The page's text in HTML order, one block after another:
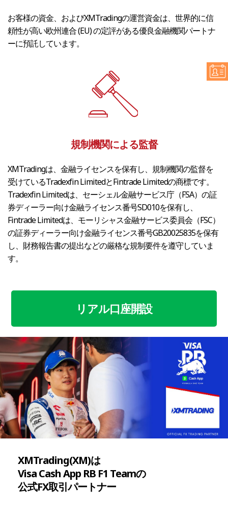
お客様の資金、およびXMTradingの運営資金は、世界的に信
頼性が高い欧州連合 (EU) の定評がある優良金融機関パートナ
ーに預託しています。
規制機関による監督
XMTradingは、金融ライセンスを保有し、規制機関の監督を
受けているTradexfin LimitedとFintrade Limitedの商標です。
Tradexfin Limitedは、セーシェル金融サービス庁（FSA）の証
券ディーラー向け金融ライセンス番号SD010を保有し、
Fintrade Limitedは、モーリシャス金融サービス委員会（FSC）
の証券ディーラー向け金融ライセンス番号GB20025835を保有
し、財務報告書の提出などの厳格な規制要件を遵守していま
す。
リアル口座開設
XMTrading(XM)は
Visa Cash App RB F1 Teamの
公式FX取引パートナー